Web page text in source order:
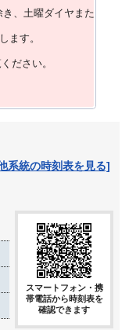
、⼟曜ダイヤまた
ます。
ださい。
系統の時刻表を見る]
スマートフォン・携
帯電話から時刻表を
確認できます